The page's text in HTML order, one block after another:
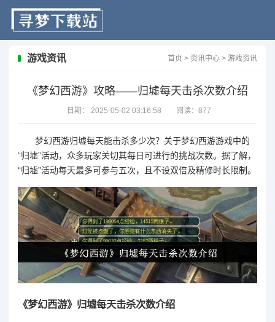
游戏资讯 首页 > 资讯中心 > 游戏资讯
《梦幻西游》攻略——归墟每天击杀次数介绍
日期： 2025-05-02 03:16:58 阅读： 877
梦幻西游归墟每天能击杀多少次？关于梦幻西游游戏中的
“归墟”活动，众多玩家关切其每日可进行的挑战次数。据了解，
“归墟”活动每天最多可参与五次，且不设双倍及精修时长限制。
《梦幻西游》归墟每天击杀次数介绍